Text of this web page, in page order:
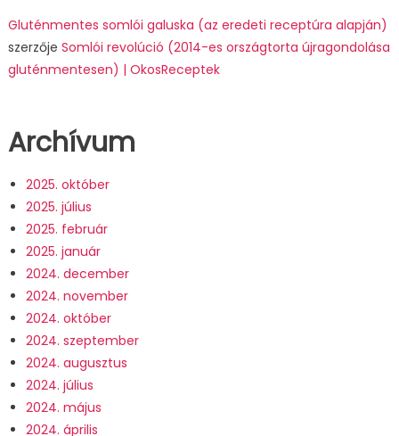
Gluténmentes somlói galuska (az eredeti receptúra alapján)
szerzője Somlói revolúció (2014-es országtorta újragondolása
gluténmentesen) | OkosReceptek
Archívum
2025. október
2025. július
2025. február
2025. január
2024. december
2024. november
2024. október
2024. szeptember
2024. augusztus
2024. július
2024. május
2024. április